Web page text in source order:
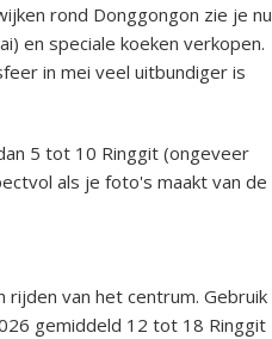
rond Donggongon zie je nu
en speciale koeken verkopen.
in mei veel uitbundiger is
5 tot 10 Ringgit (ongeveer
als je foto's maakt van de
van het centrum. Gebruik
gemiddeld 12 tot 18 Ringgit